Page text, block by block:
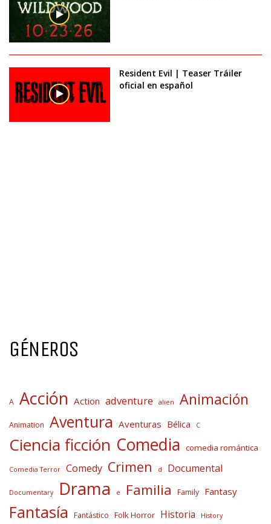
Resident Evil | Teaser Tráiler
oficial en español
GÉNEROS
A Acción Action adventure alien Animación
Animation Aventura Aventuras Bélica C
Ciencia ficción Comedia comedia romántica
Comedia Terror Comedy Crimen d Documental
Documentary Drama e Familia Family Fantasy
Fantasía Fantástico Folk Horror Historia History